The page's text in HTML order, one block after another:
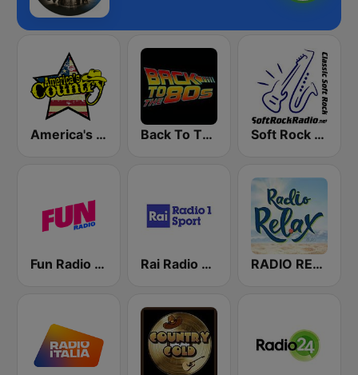
America's Country Back To The 80's Radio Soft Rock Radio
Fun Radio FRANCE Rai Radio 1 Sport RADIO RELAX Italia